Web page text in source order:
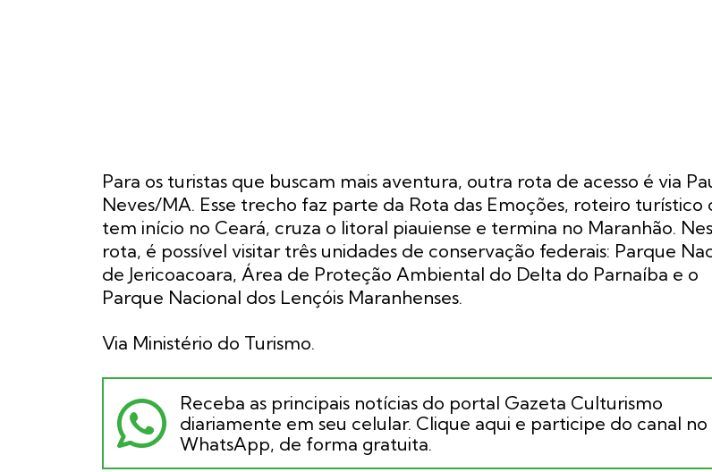
Para os turistas que buscam mais aventura, outra rota de acesso é via
Neves/MA. Esse trecho faz parte da Rota das Emoções, roteiro turístico
tem início no Ceará, cruza o litoral piauiense e termina no Maranhão.
rota, é possível visitar três unidades de conservação federais: Parque
de Jericoacoara, Área de Proteção Ambiental do Delta do Parnaíba e o
Parque Nacional dos Lençóis Maranhenses.
Via Ministério do Turismo.
Receba as principais notícias do portal Gazeta Culturismo
diariamente em seu celular. Clique aqui e participe do canal no
WhatsApp, de forma gratuita.